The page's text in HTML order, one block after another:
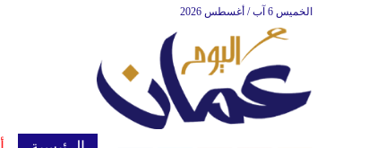
الخميس 6 آب / أغسطس 2026